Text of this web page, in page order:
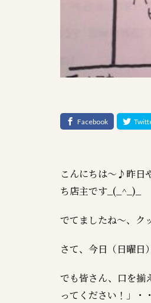
こんにちは～♪昨日
ち店主です_(_^_)_
でてましたね～、ク
さて、今日（日曜
でも皆さん、口を揃
ってください！」・